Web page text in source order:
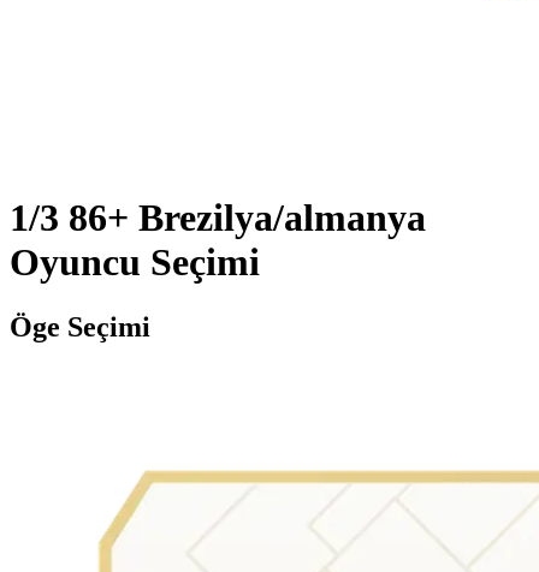
1/3 86+ Brezilya/almanya
Oyuncu Seçimi
Öge Seçimi